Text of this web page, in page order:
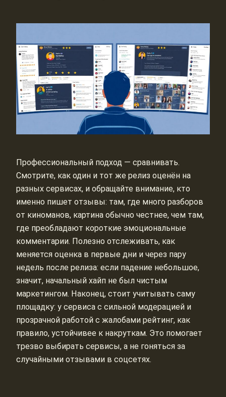
Профессиональный подход — сравнивать.
Смотрите, как один и тот же релиз оценён на
разных сервисах, и обращайте внимание, кто
именно пишет отзывы: там, где много разборов
от киноманов, картина обычно честнее, чем там,
где преобладают короткие эмоциональные
комментарии. Полезно отслеживать, как
меняется оценка в первые дни и через пару
недель после релиза: если падение небольшое,
значит, начальный хайп не был чистым
маркетингом. Наконец, стоит учитывать саму
площадку: у сервиса с сильной модерацией и
прозрачной работой с жалобами рейтинг, как
правило, устойчивее к накруткам. Это помогает
трезво выбирать сервисы, а не гоняться за
случайными отзывами в соцсетях.